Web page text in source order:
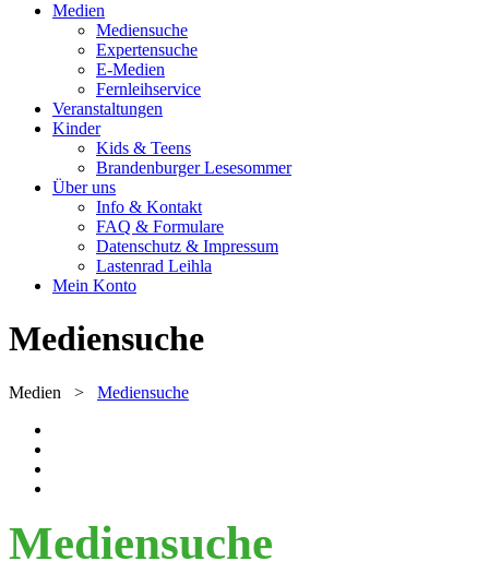
Medien
Mediensuche
Expertensuche
E-Medien
Fernleihservice
Veranstaltungen
Kinder
Kids & Teens
Brandenburger Lesesommer
Über uns
Info & Kontakt
FAQ & Formulare
Datenschutz & Impressum
Lastenrad Leihla
Mein Konto
Mediensuche
Medien > Mediensuche
Mediensuche